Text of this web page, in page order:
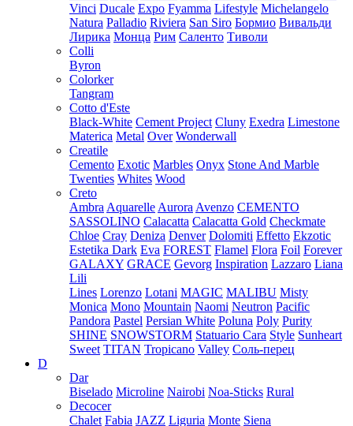
Vinci Ducale Expo Fyamma Lifestyle Michelangelo
Natura Palladio Riviera San Siro Бормио Вивальди
Лирика Монца Рим Саленто Тиволи
Colli
Byron
Colorker
Tangram
Cotto d'Este
Black-White Cement Project Cluny Exedra Limestone
Materica Metal Over Wonderwall
Creatile
Cemento Exotic Marbles Onyx Stone And Marble
Twenties Whites Wood
Creto
Ambra Aquarelle Aurora Avenzo CEMENTO
SASSOLINO Calacatta Calacatta Gold Checkmate
Chloe Cray Deniza Denver Dolomiti Effetto Ekzotic
Estetika Dark Eva FOREST Flamel Flora Foil Forever
GALAXY GRACE Gevorg Inspiration Lazzaro Liana
Lili
Lines Lorenzo Lotani MAGIC MALIBU Misty
Monica Mono Mountain Naomi Neutron Pacific
Pandora Pastel Persian White Poluna Poly Purity
SHINE SNOWSTORM Statuario Cara Style Sunheart
Sweet TITAN Tropicano Valley Соль-перец
D
Dar
Biselado Microline Nairobi Noa-Sticks Rural
Decocer
Chalet Fabia JAZZ Liguria Monte Siena